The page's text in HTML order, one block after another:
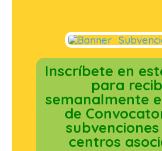
Inscríbete en
para
semanalmente
de
centros